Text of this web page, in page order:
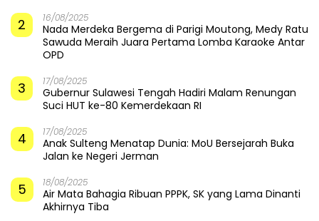
2 16/08/2025
Nada Merdeka Bergema di Parigi Moutong, Medy Ratu
Sawuda Meraih Juara Pertama Lomba Karaoke Antar
OPD
3 17/08/2025
Gubernur Sulawesi Tengah Hadiri Malam Renungan
Suci HUT ke-80 Kemerdekaan RI
4 17/08/2025
Anak Sulteng Menatap Dunia: MoU Bersejarah Buka
Jalan ke Negeri Jerman
5 18/08/2025
Air Mata Bahagia Ribuan PPPK, SK yang Lama Dinanti
Akhirnya Tiba